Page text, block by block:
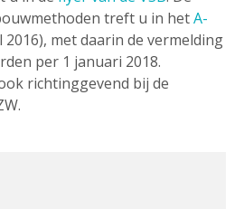
treft u in hetA-
2016), met daarin de vermelding
per 1 januari 2018.
richtinggevend bij de